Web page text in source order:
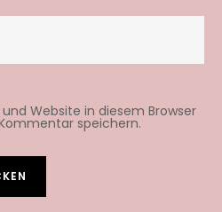
Website in diesem Browser
speichern.